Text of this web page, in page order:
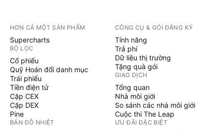
HƠN CẢ MỘT SẢN PHẨM
Supercharts
BỘ LỌC
Cổ phiếu
Quỹ Hoán đổi danh mục
Trái phiếu
Tiền điện tử
Cặp CEX
Cặp DEX
Pine
BẢN ĐỒ NHIỆT
CÔNG CỤ & GÓI ĐĂNG KÝ
Tính năng
Trả phí
Dữ liệu thị trường
Tặng quà gói
GIAO DỊCH
Tổng quan
Nhà môi giới
So sánh các nhà môi giới
Cuộc thi The Leap
ƯU ĐÃI ĐẶC BIỆT